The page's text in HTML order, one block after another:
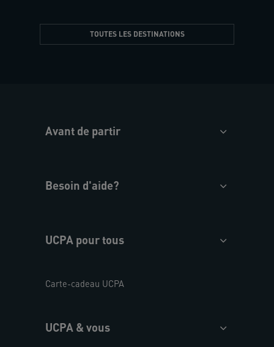
TOUTES LES DESTINATIONS
Avant de partir
Besoin d'aide?
UCPA pour tous
Carte-cadeau UCPA
UCPA & vous